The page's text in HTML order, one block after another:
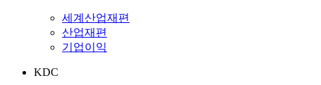
세계산업재편
산업재편
기업이익
KDC